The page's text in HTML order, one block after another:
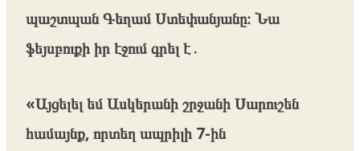
պաշտպան Գեղամ Ստեփանյանը։ Նա
ֆեյսբուքի իր էջում գրել է․
«Այցելել եմ Ասկերանի շրջանի Սարուշեն
համայնք, որտեղ ապրիլի 7-ին